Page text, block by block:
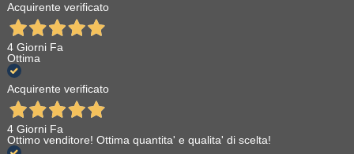
Acquirente verificato
4 Giorni Fa
Ottima
Acquirente verificato
4 Giorni Fa
Ottimo venditore! Ottima quantita' e qualita' di scelta!